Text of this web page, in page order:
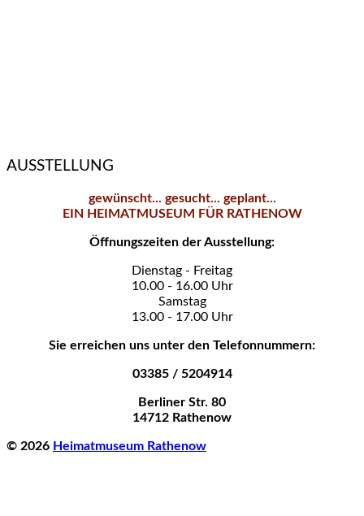
AUSSTELLUNG
gewünscht... gesucht... geplant...
EIN HEIMATMUSEUM FÜR RATHENOW
Öffnungszeiten der Ausstellung:
Dienstag - Freitag
10.00 - 16.00 Uhr
Samstag
13.00 - 17.00 Uhr
Sie erreichen uns unter den Telefonnummern:
03385 / 5204914
Berliner Str. 80
14712 Rathenow
© 2026 Heimatmuseum Rathenow